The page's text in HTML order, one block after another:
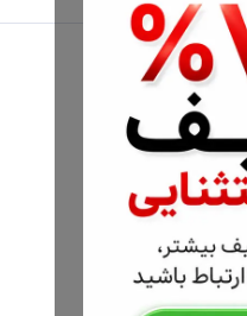
دسترسی سریع
حساب کاربری
مجله فروشگاه
لیست محصولات
درباره ما